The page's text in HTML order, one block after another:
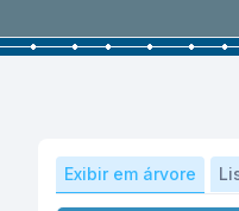
Exibir em árvore